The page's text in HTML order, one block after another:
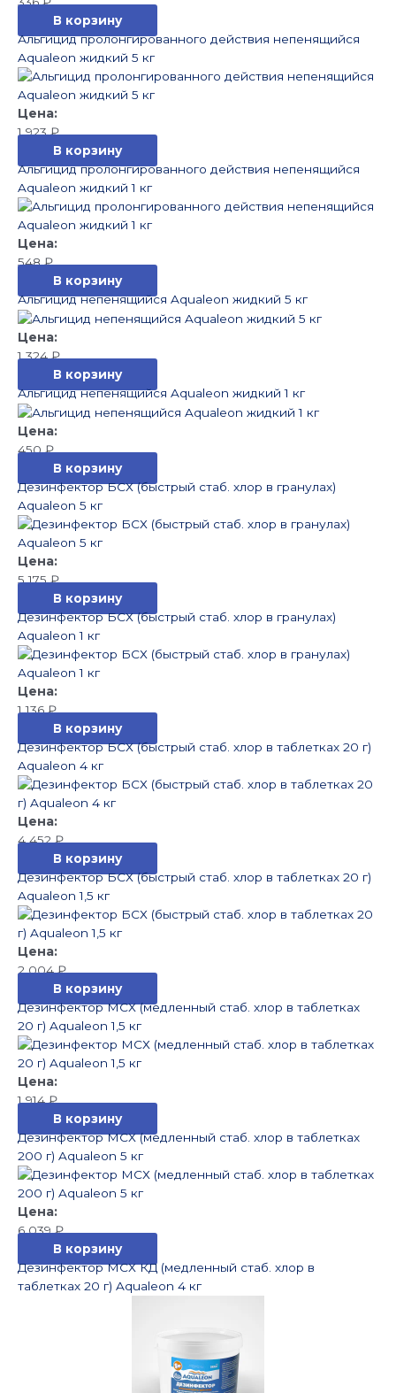
В корзину
Альгицид пролонгированного действия непенящийся
Aqualeon жидкий 5 кг
1 923₽
В корзину
Альгицид пролонгированного действия непенящийся
Aqualeon жидкий 1 кг
548₽
В корзину
Альгицид непенящийся Aqualeon жидкий 5 кг
1 324₽
В корзину
Альгицид непенящийся Aqualeon жидкий 1 кг
450₽
В корзину
Дезинфектор БСХ (быстрый стаб. хлор в гранулах)
Aqualeon 5 кг
5 175₽
В корзину
Дезинфектор БСХ (быстрый стаб. хлор в гранулах)
Aqualeon 1 кг
1 136₽
В корзину
Дезинфектор БСХ (быстрый стаб. хлор в таблетках 20 г)
Aqualeon 4 кг
4 452₽
В корзину
Дезинфектор БСХ (быстрый стаб. хлор в таблетках 20 г)
Aqualeon 1,5 кг
2 004₽
В корзину
Дезинфектор МСХ (медленный стаб. хлор в таблетках
20 г) Aqualeon 1,5 кг
1 914₽
В корзину
Дезинфектор МСХ (медленный стаб. хлор в таблетках
200 г) Aqualeon 5 кг
6 039₽
В корзину
Дезинфектор МСХ КД (медленный стаб. хлор в
таблетках 20 г) Aqualeon 4 кг